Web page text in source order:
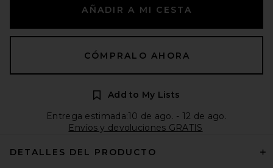
AÑADIR A MI CESTA
CÓMPRALO AHORA
Add to My Lists
Entrega estimada:10 de ago. - 12 de ago.
Envíos y devoluciones GRATIS
DETALLES DEL PRODUCTO